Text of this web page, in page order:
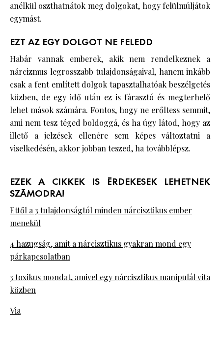
anélkül oszthatnátok meg dolgokat, hogy felülmúljátok
egymást.
EZT AZ EGY DOLGOT NE FELEDD
Habár vannak emberek, akik nem rendelkeznek a
nárcizmus legrosszabb tulajdonságaival, hanem inkább
csak a fent említett dolgok tapasztalhatóak beszélgetés
közben, de egy idő után ez is fárasztó és megterhelő
lehet mások számára. Fontos, hogy ne erőltess semmit,
ami nem tesz téged boldoggá, és ha úgy látod, hogy az
illető a jelzések ellenére sem képes változtatni a
viselkedésén, akkor jobban teszed, ha továbblépsz.
EZEK A CIKKEK IS ÉRDEKESEK LEHETNEK
SZÁMODRA!
Ettől a 3 tulajdonságtól minden nárcisztikus ember
menekül
4 hazugság, amit a nárcisztikus gyakran mond egy
párkapcsolatban
3 toxikus mondat, amivel egy nárcisztikus manipulál vita
közben
Via